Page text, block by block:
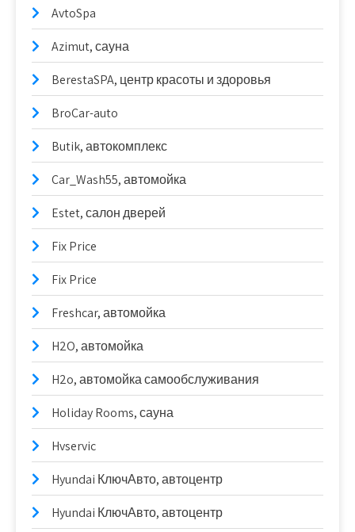
AvtoSpa
Azimut, сауна
BerestaSPA, центр красоты и здоровья
BroCar-auto
Butik, автокомплекс
Car_Wash55, автомойка
Estet, салон дверей
Fix Price
Fix Price
Freshcar, автомойка
H2O, автомойка
H2o, автомойка самообслуживания
Holiday Rooms, сауна
Hvservic
Hyundai КлючАвто, автоцентр
Hyundai КлючАвто, автоцентр